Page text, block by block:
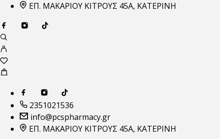
ΕΠ. ΜΑΚΑΡΙΟΥ ΚΙΤΡΟΥΣ 45Α, ΚΑΤΕΡΙΝΗ
2351021536
info@pcspharmacy.gr
ΕΠ. ΜΑΚΑΡΙΟΥ ΚΙΤΡΟΥΣ 45Α, ΚΑΤΕΡΙΝΗ